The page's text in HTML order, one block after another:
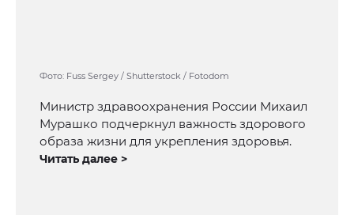
Фото: Fuss Sergey / Shutterstock / Fotodom
Министр здравоохранения России Михаил
Мурашко подчеркнул важность здорового
образа жизни для укрепления здоровья.
Читать далее >